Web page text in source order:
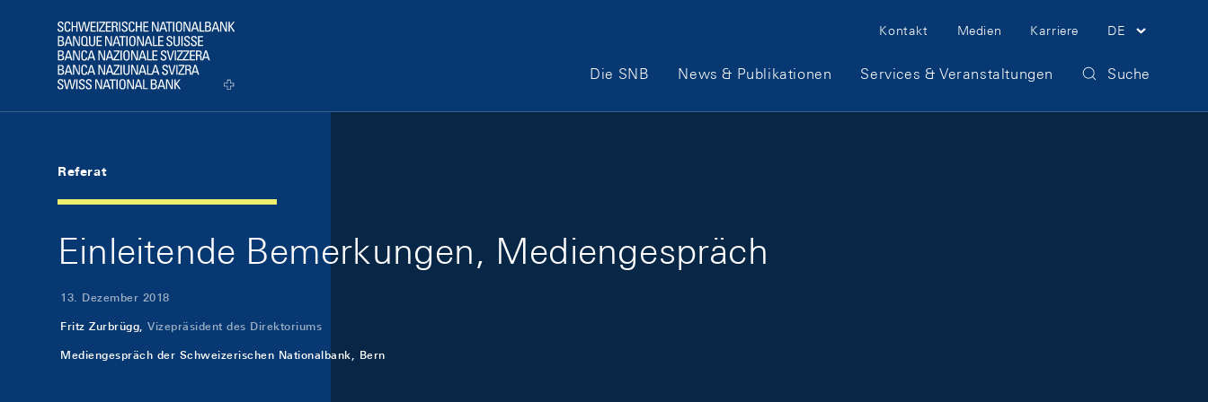
Logo
Meta Navigation
Kontakt Medien Karriere DE
Hauptnavigation
Die SNB News & Publikationen Services & Veranstaltungen Suche
Referat
Einleitende Bemerkungen, Mediengespräch
13. Dezember 2018
Fritz Zurbrügg, Vizepräsident des Direktoriums
Mediengespräch der Schweizerischen Nationalbank, Bern